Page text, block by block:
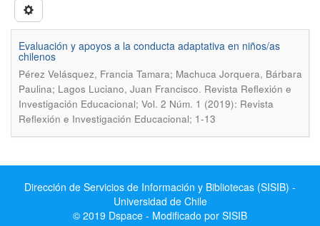
Evaluación y apoyos a la conducta adaptativa en niños/as
chilenos
Pérez Velásquez, Francia Tamara; Machuca Jorquera, Bárbara
Paulina; Lagos Luciano, Juan Francisco. Revista Reflexión e
Investigación Educacional; Vol. 2 Núm. 1 (2019): Revista
Reflexión e Investigación Educacional; 1-13
Dirección de Servicios de Información y Bibliotecas (SISIB) -
Universidad de Chile
© 2019 Dspace - Modificado por SISIB